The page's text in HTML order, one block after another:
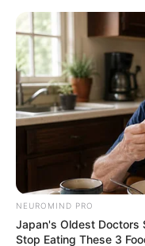
TOP
วัดสวย
วัดสวยเชียงใหม่
ทำนายฝัน
สถิติหวยรายเดือน
วิธีบนไอ้ไข่
ไหว้ท้าวเวสสุวรรณ
วิธีไหว้วัดแขก
NEUROMIND PRO
Japan's Oldest Doctors
Stop Eating These 3